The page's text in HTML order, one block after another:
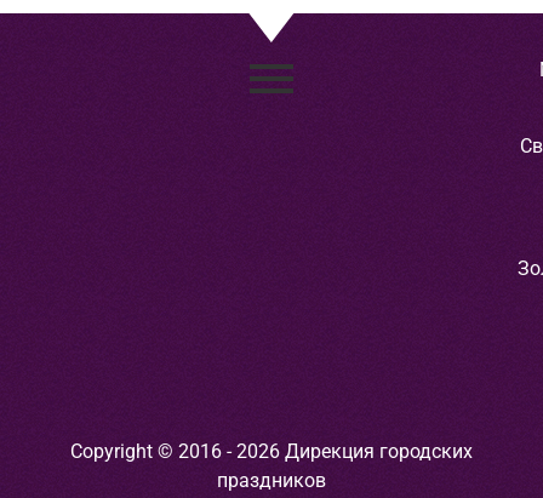
Copyright © 2016 - 2026 Дирекция городских
праздников